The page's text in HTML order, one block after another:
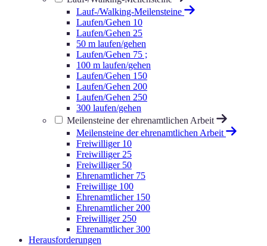
Lauf-/Walking-Meilensteine
Laufen/Gehen 10
Laufen/Gehen 25
50 m laufen/gehen
Laufen/Gehen 75 ;
100 m laufen/gehen
Laufen/Gehen 150
Laufen/Gehen 200
Laufen/Gehen 250
300 laufen/gehen
Meilensteine der ehrenamtlichen Arbeit
Meilensteine der ehrenamtlichen Arbeit
Freiwilliger 10
Freiwilliger 25
Freiwilliger 50
Ehrenamtlicher 75
Freiwillige 100
Ehrenamtlicher 150
Ehrenamtlicher 200
Freiwilliger 250
Ehrenamtlicher 300
Herausforderungen